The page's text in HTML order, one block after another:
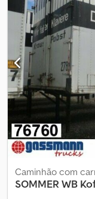
DISPONÍVEIS!
entre eixos de
INFORMAÇÕES
alterações, venda
Caminhão com
SOMMER WB